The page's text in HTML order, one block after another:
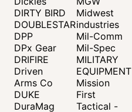
DIRTY BIRD
DOUBLESTAR
DPP
DPx Gear
DRIFIRE
Driven
Arms Co
DUKE
DuraMag
Midwest
industries
Mil-Comm
Mil-Spec
MILITARY
EQUIPMENT
Mission
First
Tactical -